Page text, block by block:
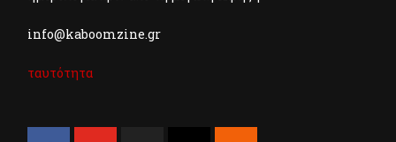
info@kaboomzine.gr
ταυτότητα